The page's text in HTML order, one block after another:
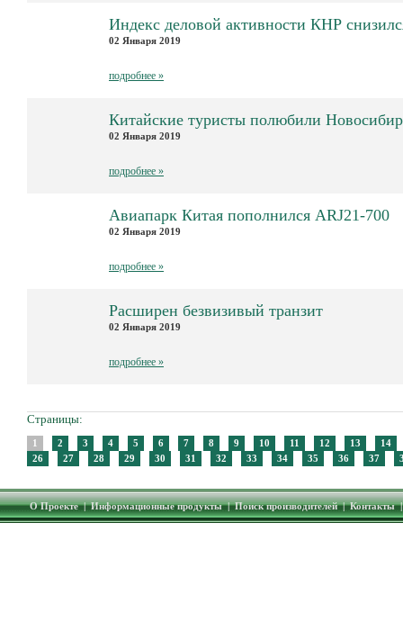
Индекс деловой активности КНР
02 Января 2019
подробнее »
Китайские туристы полюбили
02 Января 2019
подробнее »
Авиапарк Китая пополнился ARJ21-700
02 Января 2019
подробнее »
Расширен безвизивый транзит
02 Января 2019
подробнее »
Страницы:
1 2 3 4 5 6 7 8 9 10 11 12 13
14
26
27 28 29 30 31 32 33 34 35 36 37
О Проекте|Информационные продукты|Поиск производителей|Контакты